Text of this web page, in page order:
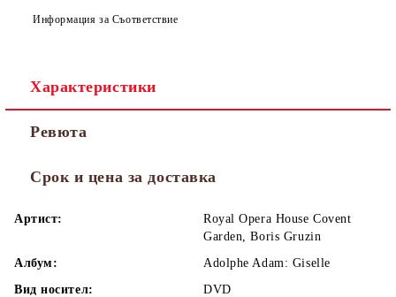
Информация за Съответствие
Характеристики
Ревюта
Срок и цена за доставка
Артист:
Royal Opera House Covent
Garden, Boris Gruzin
Албум:
Adolphe Adam: Giselle
Вид носител:
DVD